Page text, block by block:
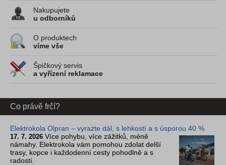
Nakupujete
u odborníků
O produktech
víme vše
Špičkový servis
a vyřízení reklamace
Co právě frčí?
Elektrokola Olpran – vyrazte dál, s lehkostí a s úsporou 40 %
17. 7. 2026 Více pohybu, více zážitků, méně
námahy. Elektrokola vám pomohou zdolat delší
trasy, kopce i každodenní cesty pohodlně a s
radostí.